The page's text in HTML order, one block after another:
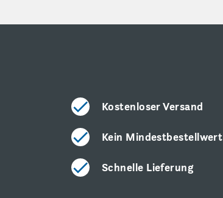
Kostenloser Versand
Kein Mindestbestellwert
Schnelle Lieferung